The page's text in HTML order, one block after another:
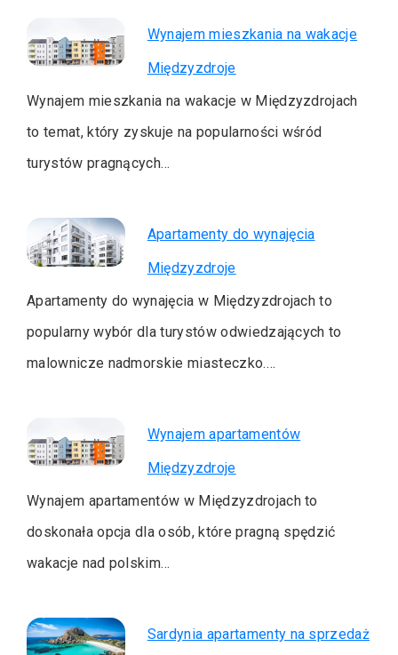
Wynajem mieszkania na wakacje
Międzyzdroje
Wynajem mieszkania na wakacje w Międzyzdrojach
to temat, który zyskuje na popularności wśród
turystów pragnących…
Apartamenty do wynajęcia
Międzyzdroje
Apartamenty do wynajęcia w Międzyzdrojach to
popularny wybór dla turystów odwiedzających to
malownicze nadmorskie miasteczko.…
Wynajem apartamentów
Międzyzdroje
Wynajem apartamentów w Międzyzdrojach to
doskonała opcja dla osób, które pragną spędzić
wakacje nad polskim…
Sardynia apartamenty na sprzedaż